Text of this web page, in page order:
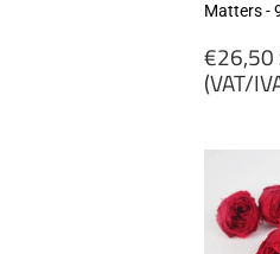
Matters -
price
€26,50
(VAT/
zzgl.
MwSt
(VAT/
excl.)